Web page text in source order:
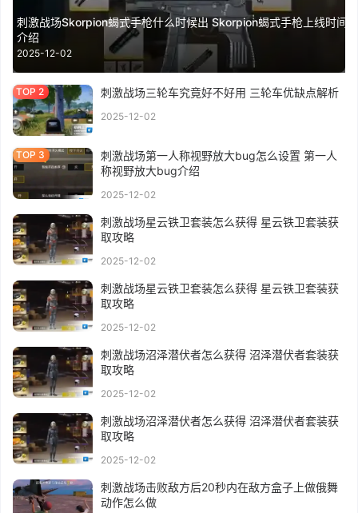
刺激战场Skorpion蝎式手枪什么时候出 Skorpion蝎式手枪上线时间
介绍
2025-12-02
刺激战场三轮车究竟好不好用 三轮车优缺点解析
2025-12-02
刺激战场第一人称视野放大bug怎么设置 第一人
称视野放大bug介绍
2025-12-02
刺激战场星云铁卫套装怎么获得 星云铁卫套装获
取攻略
2025-12-02
刺激战场星云铁卫套装怎么获得 星云铁卫套装获
取攻略
2025-12-02
刺激战场沼泽潜伏者怎么获得 沼泽潜伏者套装获
取攻略
2025-12-02
刺激战场沼泽潜伏者怎么获得 沼泽潜伏者套装获
取攻略
2025-12-02
刺激战场击败敌方后20秒内在敌方盒子上做俄舞
动作怎么做